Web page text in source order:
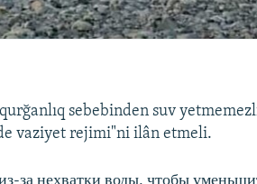
qurğanlıq sebebinden suv
vaziyet rejimi"ni ilân etmeli.